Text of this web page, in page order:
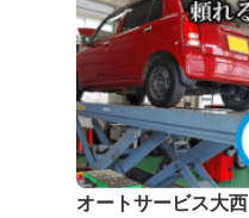
オートサービス大西